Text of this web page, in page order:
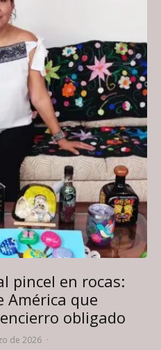
pincel en rocas:
América que
obligado
de 2026 ·